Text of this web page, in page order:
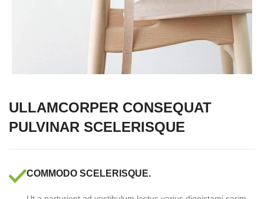
ULLAMCORPER CONSEQUAT
PULVINAR SCELERISQUE
COMMODO SCELERISQUE.